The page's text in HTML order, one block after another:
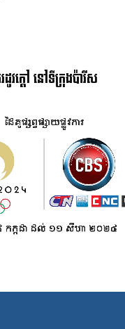
វក្ដៅ នៅទីក្រុងប៉ារីស